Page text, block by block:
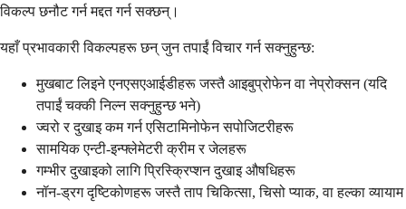
विकल्प छनौट गर्न मद्दत गर्न सक्छन्।
यहाँ प्रभावकारी विकल्पहरू छन् जुन तपाईं विचार गर्न सक्नुहुन्छ:
मुखबाट लिइने एनएसएआईडीहरू जस्तै आइबुप्रोफेन वा नेप्रोक्सन (यदि
तपाईं चक्की निल्न सक्नुहुन्छ भने)
ज्वरो र दुखाइ कम गर्न एसिटामिनोफेन सपोजिटरीहरू
सामयिक एन्टी-इन्फ्लेमेटरी क्रीम र जेलहरू
गम्भीर दुखाइको लागि प्रिस्क्रिप्शन दुखाइ औषधिहरू
नॉन-ड्रग दृष्टिकोणहरू जस्तै ताप चिकित्सा, चिसो प्याक, वा हल्का व्यायाम